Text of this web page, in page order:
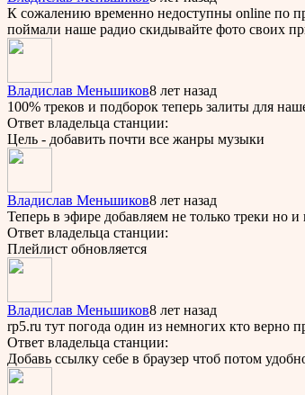
К сожалению временно недоступны online по
поймали наше радио скидывайте фото своих
Владислав Меньшиков8 лет назад
100% треков и подборок теперь залиты для
Ответ владельца станции:
Цель - добавить почти все жанры музыки
Владислав Меньшиков8 лет назад
Теперь в эфире добавляем не только треки но
Ответ владельца станции:
Плейлист обновляется
Владислав Меньшиков8 лет назад
rp5.ru тут погода один из немногих кто верно
Ответ владельца станции:
Добавь ссылку себе в браузер чтоб потом